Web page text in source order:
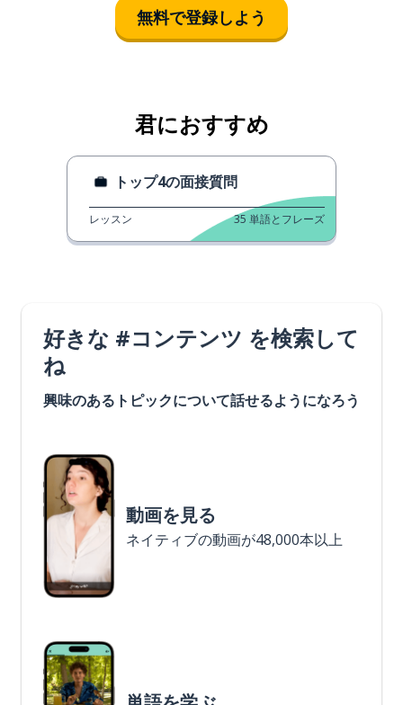
無料で登録しよう
君におすすめ
トップ4の面接質問
レッスン 35 単語とフレーズ
好きな #コンテンツ を検索して
ね
興味のあるトピックについて話せるようになろう
動画を見る
ネイティブの動画が48,000本以上